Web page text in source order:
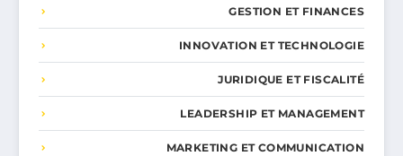
GESTION ET FINANCES
INNOVATION ET TECHNOLOGIE
JURIDIQUE ET FISCALITÉ
LEADERSHIP ET MANAGEMENT
MARKETING ET COMMUNICATION